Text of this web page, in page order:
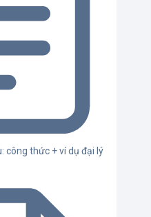
công thức + ví dụ đại lý